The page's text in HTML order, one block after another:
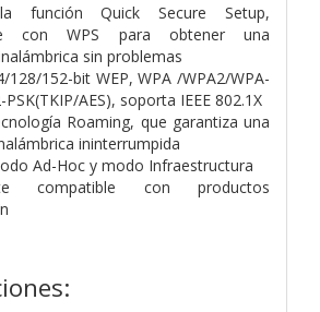
función Quick Secure Setup,
con WPS para obtener una
sin problemas
128/152-bit WEP, WPA /WPA2/WPA-
PSK(TKIP/AES), soporta IEEE 802.1X
Roaming, que garantiza una
ininterrumpida
Ad-Hoc y modo Infraestructura
compatible con productos